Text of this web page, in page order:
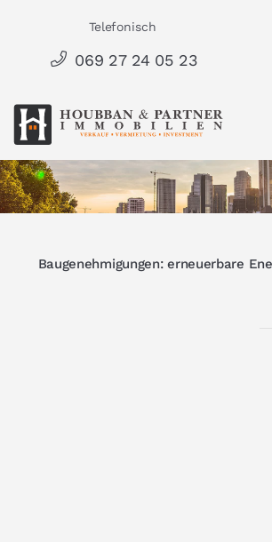
springen
Telefonisch
069 27 24 05 23
Baugenehmigungen: erneuerbare